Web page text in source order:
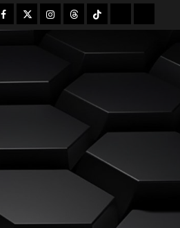
Facebook
TwitterInstagram
ThreadsTiktok